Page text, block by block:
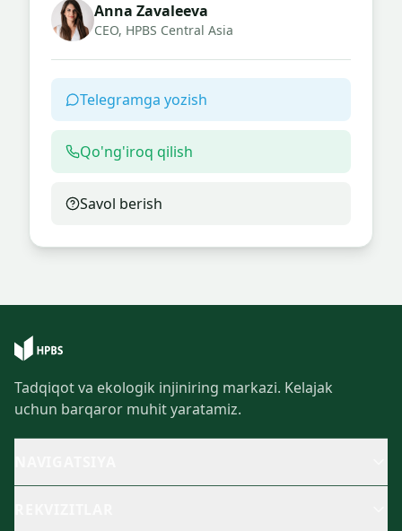
Anna Zavaleeva
CEO, HPBS Central Asia
Telegramga yozish
Qo'ng'iroq qilish
Savol berish
Tadqiqot va ekologik injiniring markazi. Kelajak
uchun barqaror muhit yaratamiz.